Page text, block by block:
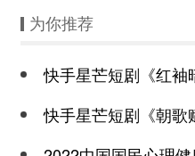
为你推荐
快手星芒短剧《红袖暗卫
快手星芒短剧《朝歌赋》开播